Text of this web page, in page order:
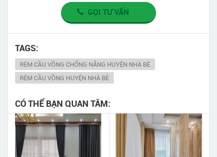
GỌI TƯ VẤN
TAGS:
RÈM CẦU VỒNG CHỐNG NẮNG HUYỆN NHÀ BÈ
RÈM CẦU VỒNG HUYỆN NHÀ BÈ
CÓ THỂ BẠN QUAN TÂM: